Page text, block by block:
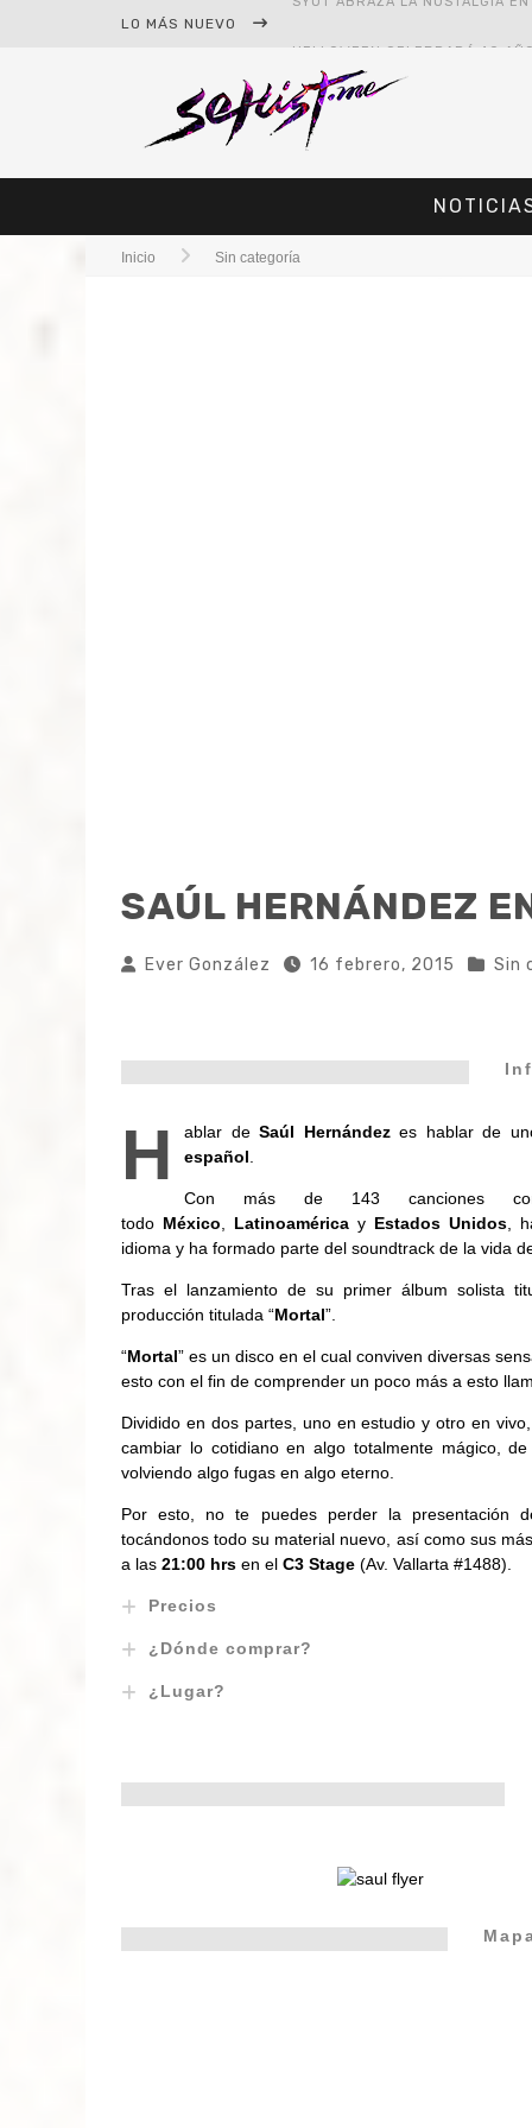
LO MÁS NUEVO
Inicio Sin categoría
SAÚL HERNÁNDEZ
Ever González 16 febrero, 2015 Sin
H ablar deSaúl Hernándezes hablar de
español
Con más de 143 canciones
todo México Latinoaméricay Estados Unidos,
idioma y ha formado parte del soundtrack de la vida
Tras el lanzamiento de su primer álbum solista
producción titulada “Mortal”.
“Mortal” es un disco en el cual conviven diversas
esto con el fin de comprender un poco más a esto
Dividido en dos partes, uno en estudio y otro en
cambiar lo cotidiano en algo totalmente mágico,
volviendo algo fugas en algo eterno.
Por esto, no te puedes perder la presentación
tocándonos todo su material nuevo, así como sus
a las 21:00 hrs en el C3 Stage (Av. Vallarta #1488).
Precios
¿Dónde comprar?
¿Lugar?